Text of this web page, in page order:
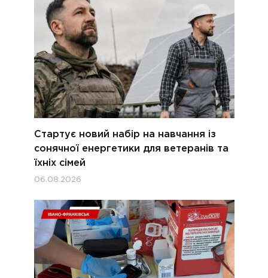
Стартує новий набір на навчання із
сонячної енергетики для ветеранів та
їхніх сімей
06.08.2026